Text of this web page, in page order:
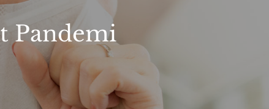
Pandemi